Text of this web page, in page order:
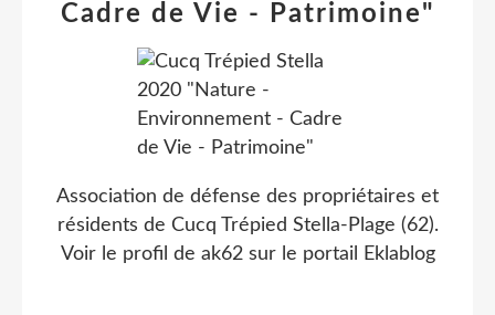
Cadre de Vie - Patrimoine"
Association de défense des propriétaires et
résidents de Cucq Trépied Stella-Plage (62).
Voir le profil de ak62sur le portail Eklablog